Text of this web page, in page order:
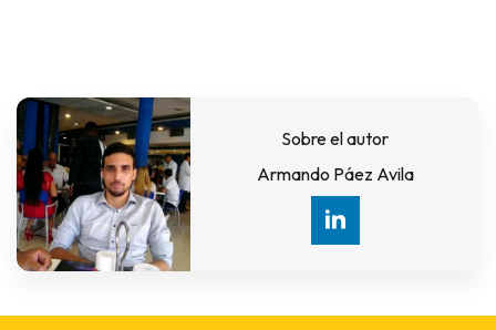
Sobre el autor
Armando Páez Avila